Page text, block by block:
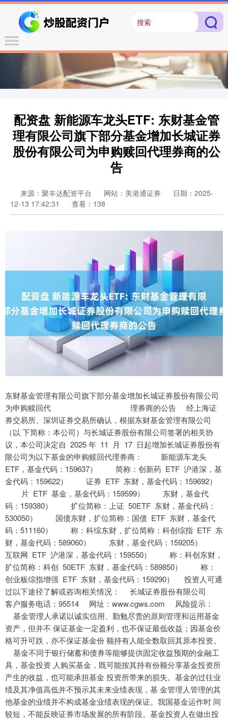
配资盘 新能源车龙头ETF: 东财基金管
理有限公司旗下部分基金增加长城证券
股份有限公司为申购赎回代理券商的公
告
来源：聚丰达配资平台 网站：美港通证券
日期：2025-
12-13 17:42:31
查看：138
东财基金管理有限公司旗下部分基金增加长城证券股份有限公司
为申购赎回代 理券商的公告 经上海证
券交易所、深圳证券交易所确认，根据东财基金管理有限公司
（以 下简称：本公司）与长城证券股份有限公司签署的相关协
议，本公司决定自 2025 年 11 月 17 日起增加长城证券股份有
限公司为以下基金的申购赎回代理券商： 新能源车龙头
ETF，基金代码：159637） 简称：创新药 ETF 沪港深，基
金代码：159622） 证券 ETF 东财，基金代码：159692）
片 ETF 基金，基金代码：159599） 东财，基金代
码：159380） 扩位简称：上证 50ETF 东财，基金代码：
530050） 国债东财，扩位简称：国债 ETF 东财，基金代
码：511160） 称：科综东财，扩位简称：科创综指 ETF 东
财，基金代码：589060） 东财，基金代码：159205）
互联网 ETF 沪港深，基金代码：159550） 称：科创东财，
扩位简称：科创 50ETF 东财，基金代码：589850） 称：
创业板综指增强 ETF 东财，基金代码：159290） 投资人可通
过以下途径了解或咨询相关情况： 长城证券股份有限公司
客户服务电话：95514 网址：www.cgws.com 风险提示：
基金管理人承诺以诚实信用、勤勉尽责的原则管理和运用基金
资产，但并不 保证基金一定盈利，也不保证最低收益；因基金价
格可升可跌，亦不保证基金份 额持有人能全数取回其原本投资。
基金不同于银行储蓄和债券等能够提供固定收益预期的金融工
具，基金投资 人购买基金，既可能按其持有份额分享基金投资所
产生的收益，也可能承担基金 投资所带来的损失。基金的过往业
绩及其净值高低并不预示其未来业绩表现，基 金管理人管理的其
他基金的业绩并不构成基金业绩表现的保证。我国基金运作时 间
较短，不能反映证券市场发展的所有阶段。基金投资人在做出投